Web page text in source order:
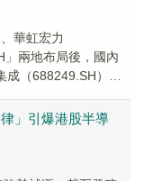
華虹宏力
」兩地布局後，國內
（688249.SH）已
」引爆港股半導